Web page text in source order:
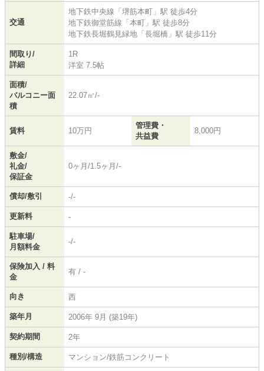
交通
地下鉄中央線 「 堺筋本町 」駅 徒歩4分
地下鉄御堂筋線 「 本町 」駅 徒歩8分
地下鉄長堀鶴見緑地 「 長堀橋 」駅 徒歩11分
間取り/
詳細
1R
洋室 7.5帖
面積/
バルコニー面
積
22.07㎡/-
賃料 10万円
管理費・
共益費
8,000円
敷金/
礼金/
保証金
0ヶ月/1.5ヶ月/-
償却/敷引 -/-
更新料 -
駐車場/
月額料金
-/-
保険加入 / 料
金
有 / -
向き 西
築年月 2006年 9月 (築19年)
契約期間 2年
種別/構造 マンション/鉄筋コンクリート